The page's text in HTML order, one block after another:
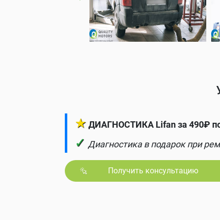
★ ДИАГНОСТИКА Lifan за 490₽
✓ Диагностика в подарок при
Получить консультацию